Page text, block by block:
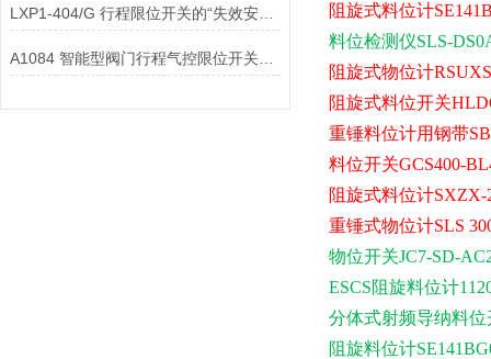
LXP1-404/G 行程限位开关的“失效安全”设计理念是如何实现的？
阻旋式料位计
料位检测仪SLS-
阻旋式物位计
阻旋式料位开关
重锤料位计用钢带
料位开关GCS400-
阻旋式料位计SXZX-
重锤式物位计SLS
物位开关JC7-SD-
ESCS阻旋料位计
分体式射频导纳料位
阻旋料位计